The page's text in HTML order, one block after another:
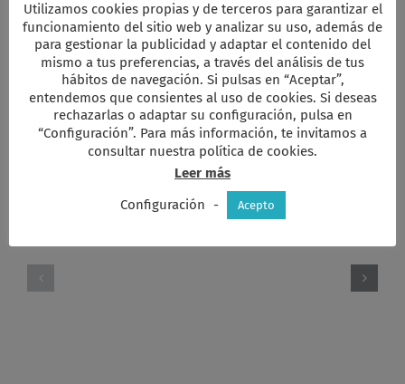
Comparta esta información en su red
Social favorita!
Facebook
X RedditLinkedInWhatsApp
TumblrPinterest
Vk Xing
Artículos relacionados
Asamblea
Octubre
Utilizamos cookies propias y de terceros para garantizar el
funcionamiento del sitio web y analizar su uso, además de
para gestionar la publicidad y adaptar el contenido del
mismo a tus preferencias, a través del análisis de tus
hábitos de navegación. Si pulsas en “Aceptar”,
entendemos que consientes al uso de cookies. Si deseas
rechazarlas o adaptar su configuración, pulsa en
“Configuración”. Para más información, te invitamos a
consultar nuestra política de cookies.
Leer más
Configuración
- Acepto